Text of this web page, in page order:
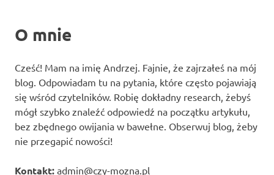
O mnie
Cześć! Mam na imię Andrzej. Fajnie, że zajrzałeś na mój
blog. Odpowiadam tu na pytania, które często pojawiają
się wśród czytelników. Robię dokładny research, żebyś
mógł szybko znaleźć odpowiedź na początku artykułu,
bez zbędnego owijania w bawełne. Obserwuj blog, żeby
nie przegapić nowości!
Kontakt: admin@czy-mozna.pl